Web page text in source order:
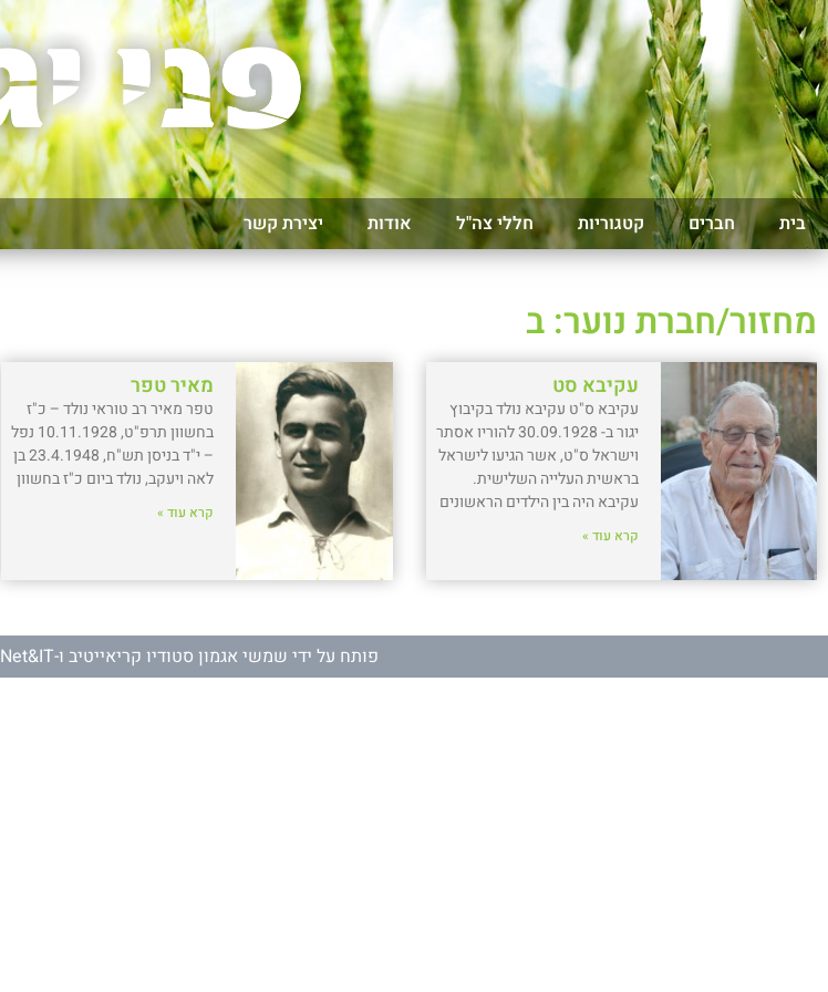
בית חברים קטגוריות חללי צה"ל אודות יצירת קשר
מחזור/חברת נוער: ב
עקיבא סט
עקיבא ס"ט עקיבא נולד בקיבוץ
יגור ב- 30.09.1928 להוריו אסתר
וישראל ס"ט, אשר הגיעו לישראל
בראשית העלייה השלישית.
עקיבא היה בין הילדים הראשונים
קרא עוד »
מאיר טפר
טפר מאיר רב טוראי נולד – כ"ז
בחשוון תרפ"ט, 10.11.1928 נפל
– י"ד בניסן תש"ח, 23.4.1948 בן
לאה ויעקב, נולד ביום כ"ז בחשוון
קרא עוד »
פותח על ידי שמשי אגמון סטודיו קריאייטיב ו-Net&IT בניית אתרים ושירותי מחשוב